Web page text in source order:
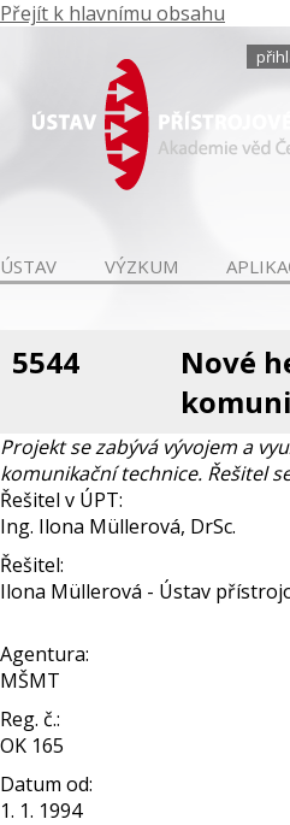
Přejít k hlavnímu obsahu
ÚSTAV VÝZKUM
5544
Nové
Projekt se zabývá vývojem a
komunikační technice. Řešitel
Řešitel v ÚPT:
Ing. Ilona Müllerová, DrSc.
Řešitel:
Ilona Müllerová - Ústav
Agentura:
MŠMT
Reg. č.:
OK 165
Datum od:
1. 1. 1994